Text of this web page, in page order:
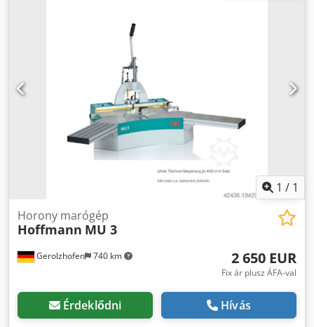
Méretek HxSzxM 420 x 570 x 370 mm - Súly 12 kg Chjdpfxjv
1 / 1
Gerolzhofen 740 km
Horony marógép
Hoffmann MU 3
2 650 EUR
Fix ár plusz ÁFA-val
Érdeklődni Hívás